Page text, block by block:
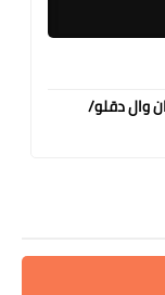
وال دقلو/